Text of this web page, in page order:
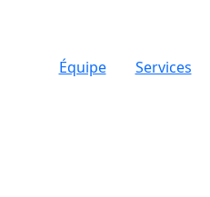
Équipe Services